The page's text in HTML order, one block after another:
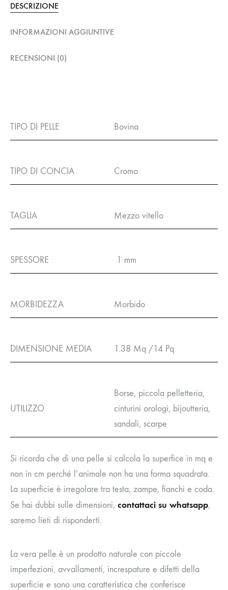
DESCRIZIONE
INFORMAZIONI AGGIUNTIVE
RECENSIONI (0)
TIPO DI PELLE Bovina
TIPO DI CONCIA Cromo
TAGLIA Mezzo vitello
SPESSORE 1 mm
MORBIDEZZA Morbido
DIMENSIONE MEDIA 1.38 Mq /14 Pq
UTILIZZO
Borse, piccola pelletteria,
cinturini orologi, bijoutteria,
sandali, scarpe
Si ricorda che di una pelle si calcola la superfice in mq e
non in cm perché l’animale non ha una forma squadrata.
La superficie è irregolare tra testa, zampe, fianchi e coda.
Se hai dubbi sulle dimensioni, contattaci su whatsapp,
saremo lieti di risponderti.
La vera pelle è un prodotto naturale con piccole
imperfezioni, avvallamenti, increspature e difetti della
superficie e sono una caratteristica che conferisce